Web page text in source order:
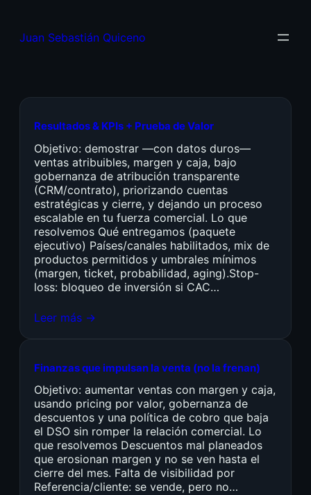
Juan Sebastián Quiceno
Resultados & KPIs + Prueba de Valor
Objetivo: demostrar —con datos duros—
ventas atribuibles, margen y caja, bajo
gobernanza de atribución transparente
(CRM/contrato), priorizando cuentas
estratégicas y cierre, y dejando un proceso
escalable en tu fuerza comercial. Lo que
resolvemos Qué entregamos (paquete
ejecutivo) Países/canales habilitados, mix de
productos permitidos y umbrales mínimos
(margen, ticket, probabilidad, aging).Stop-
loss: bloqueo de inversión si CAC…
Leer más →
Finanzas que impulsan la venta (no la frenan)
Objetivo: aumentar ventas con margen y caja,
usando pricing por valor, gobernanza de
descuentos y una política de cobro que baja
el DSO sin romper la relación comercial. Lo
que resolvemos Descuentos mal planeados
que erosionan margen y no se ven hasta el
cierre del mes. Falta de visibilidad por
Referencia/cliente: se vende, pero no…